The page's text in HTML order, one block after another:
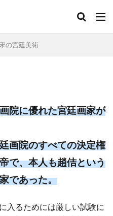
の宮廷美術
院に優れた宮廷画家が
画院のすべての決定権
で、本人も趙佶という
であった。
入るためには厳しい試験に